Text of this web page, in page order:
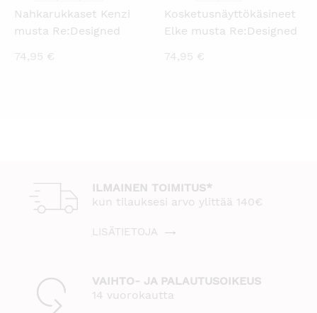
Nahkarukkaset Kenzi
musta Re:Designed
74,95 €
Kosketusnäyttökäsineet
Elke musta Re:Designed
74,95 €
ILMAINEN TOIMITUS*
kun tilauksesi arvo ylittää 140€
LISÄTIETOJA
VAIHTO- JA PALAUTUSOIKEUS
14 vuorokautta